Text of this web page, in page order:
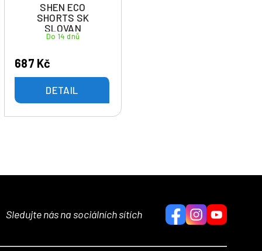
SHEN ECO
SHORTS SK
SLOVAN
PODĚBRADY
Do 14 dnů
687 Kč
DETAIL
Sledujte nás na sociálních sítích